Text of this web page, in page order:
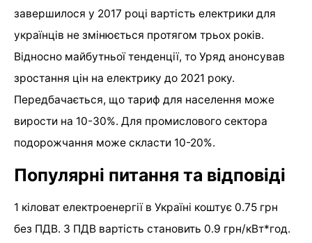
завершилося у 2017 році вартість електрики для
українців не змінюється протягом трьох років.
Відносно майбутньої тенденції, то Уряд анонсував
зростання цін на електрику до 2021 року.
Передбачається, що тариф для населення може
вирости на 10-30%. Для промислового сектора
подорожчання може скласти 10-20%.
Популярні питання та відповіді
1 кіловат електроенергії в Україні коштує 0.75 грн
без ПДВ. З ПДВ вартість становить 0.9 грн/кВт*год.